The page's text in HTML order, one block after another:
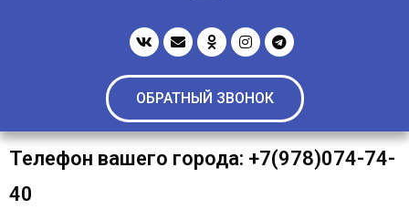
ОБРАТНЫЙ ЗВОНОК
Телефон вашего города: +7(978)074-74-
40